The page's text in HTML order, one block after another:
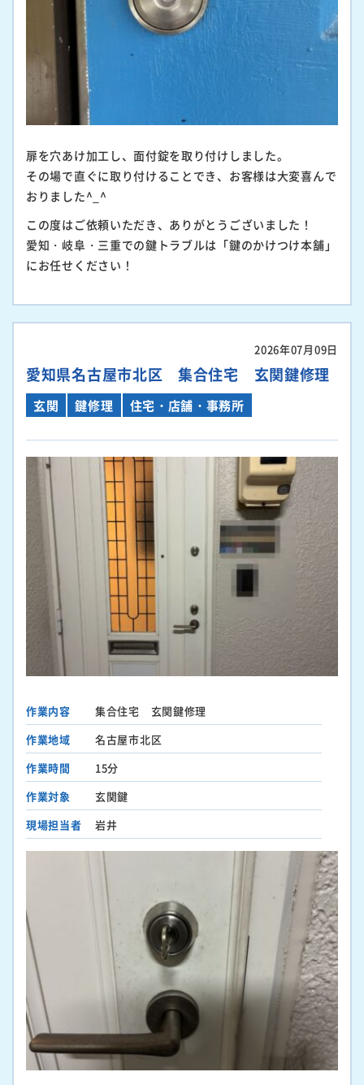
扉を穴あけ加工し、面付錠を取り付けしました。
その場で直ぐに取り付けることでき、お客様は大変喜んで
おりました^_^
この度はご依頼いただき、ありがとうございました！
愛知・岐阜・三重での鍵トラブルは「鍵のかけつけ本舗」
にお任せください！
2026年07月09日
愛知県名古屋市北区 集合住宅 玄関鍵修理
玄関 鍵修理 住宅・店舗・事務所
作業内容
集合住宅 玄関鍵修理
作業地域
名古屋市北区
作業時間
15分
作業対象
玄関鍵
現場担当者
岩井